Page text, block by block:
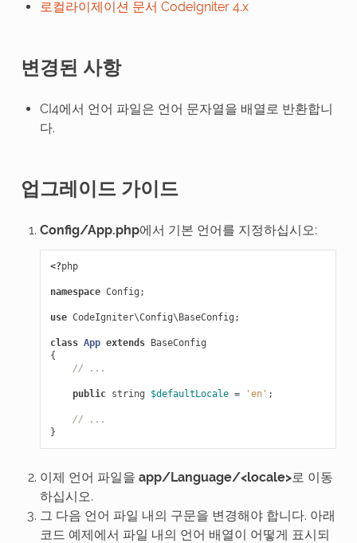
로컬라이제이션 문서 CodeIgniter 4.x
변경된 사항
CI4에서 언어 파일은 언어 문자열을 배열로 반환합니
다.
업그레이드 가이드
Config/App.php에서 기본 언어를 지정하십시오:
<?php
namespace Config ;
use CodeIgniter\Config\BaseConfig ;
class App extends BaseConfig
{
// ...
public string $defaultLocale = 'en' ;
// ...
}
이제 언어 파일을 app/Language/<locale>로 이동
하십시오.
그 다음 언어 파일 내의 구문을 변경해야 합니다. 아래
코드 예제에서 파일 내의 언어 배열이 어떻게 표시되